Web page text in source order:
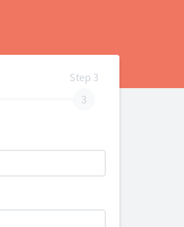
Step 3